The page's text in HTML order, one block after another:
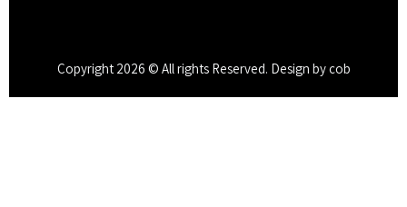
Copyright 2026 © All rights Reserved. Design by cob